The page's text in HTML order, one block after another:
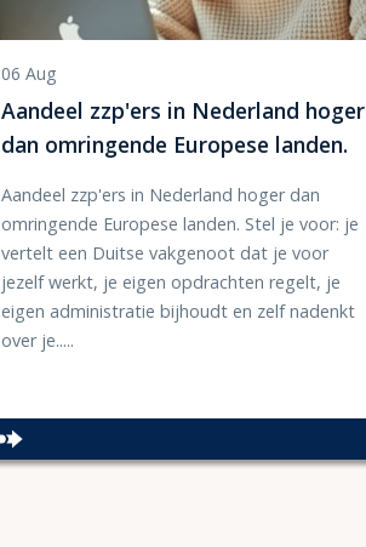
06 Aug
Aandeel zzp'ers in Nederland hoger
dan omringende Europese landen.
Aandeel zzp'ers in Nederland hoger dan
omringende Europese landen. Stel je voor: je
vertelt een Duitse vakgenoot dat je voor
jezelf werkt, je eigen opdrachten regelt, je
eigen administratie bijhoudt en zelf nadenkt
over je.....